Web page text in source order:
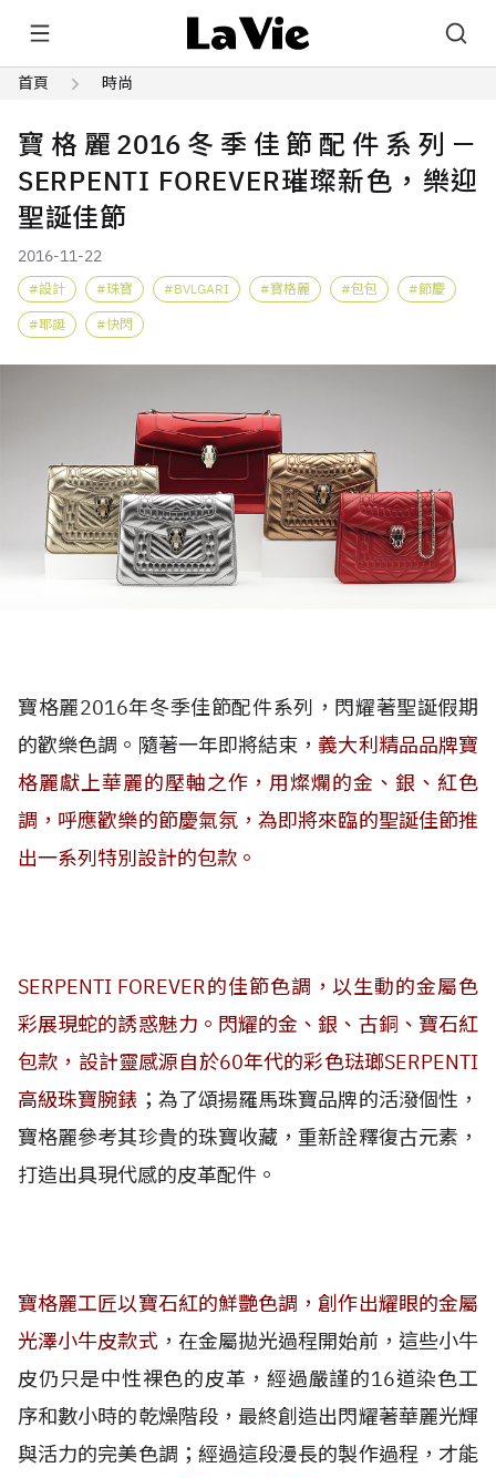
首頁 時尚
寶格麗2016冬季佳節配件系列－
SERPENTI FOREVER璀璨新色，樂迎
聖誕佳節
2016-11-22
設計 珠寶 BVLGARI 寶格麗 包包 節慶
耶誕 快閃
寶格麗2016年冬季佳節配件系列，閃耀著聖誕假期
的歡樂色調。隨著一年即將結束， 義大利精品品牌寶
格麗獻上華麗的壓軸之作，用燦爛的金、銀、紅色
調，呼應歡樂的節慶氣氛，為即將來臨的聖誕佳節推
出一系列特別設計的包款。
SERPENTI FOREVER的佳節色調，以生動的金屬色
彩展現蛇的誘惑魅力。閃耀的金、銀、古銅、寶石紅
包款，設計靈感源自於60年代的彩色琺瑯SERPENTI
高級珠寶腕錶 ；為了頌揚羅馬珠寶品牌的活潑個性，
寶格麗參考其珍貴的珠寶收藏，重新詮釋復古元素，
打造出具現代感的皮革配件。
寶格麗工匠以寶石紅的鮮艷色調，創作出耀眼的金屬
光澤小牛皮款式，在金屬拋光過程開始前，這些小牛
皮仍只是中性裸色的皮革，經過嚴謹的16道染色工
序和數小時的乾燥階段，最終創造出閃耀著華麗光輝
與活力的完美色調；經過這段漫長的製作過程，才能